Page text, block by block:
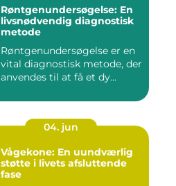
Røntgenundersøgelse: En
livsnødvendig diagnostisk
metode
Røntgenundersøgelse er en
vital diagnostisk metode, der
anvendes til at få et dy...
04. jun
Vågekone: En uundværlig
støtte i livets afsluttende
fase